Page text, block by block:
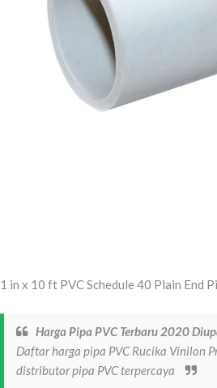
1 in x 10 ft PVC Schedule 40 Plain End
Harga Pipa PVC Terbaru 2020
Daftar harga pipa PVC Rucika Vinilon
distributor pipa PVC terpercaya